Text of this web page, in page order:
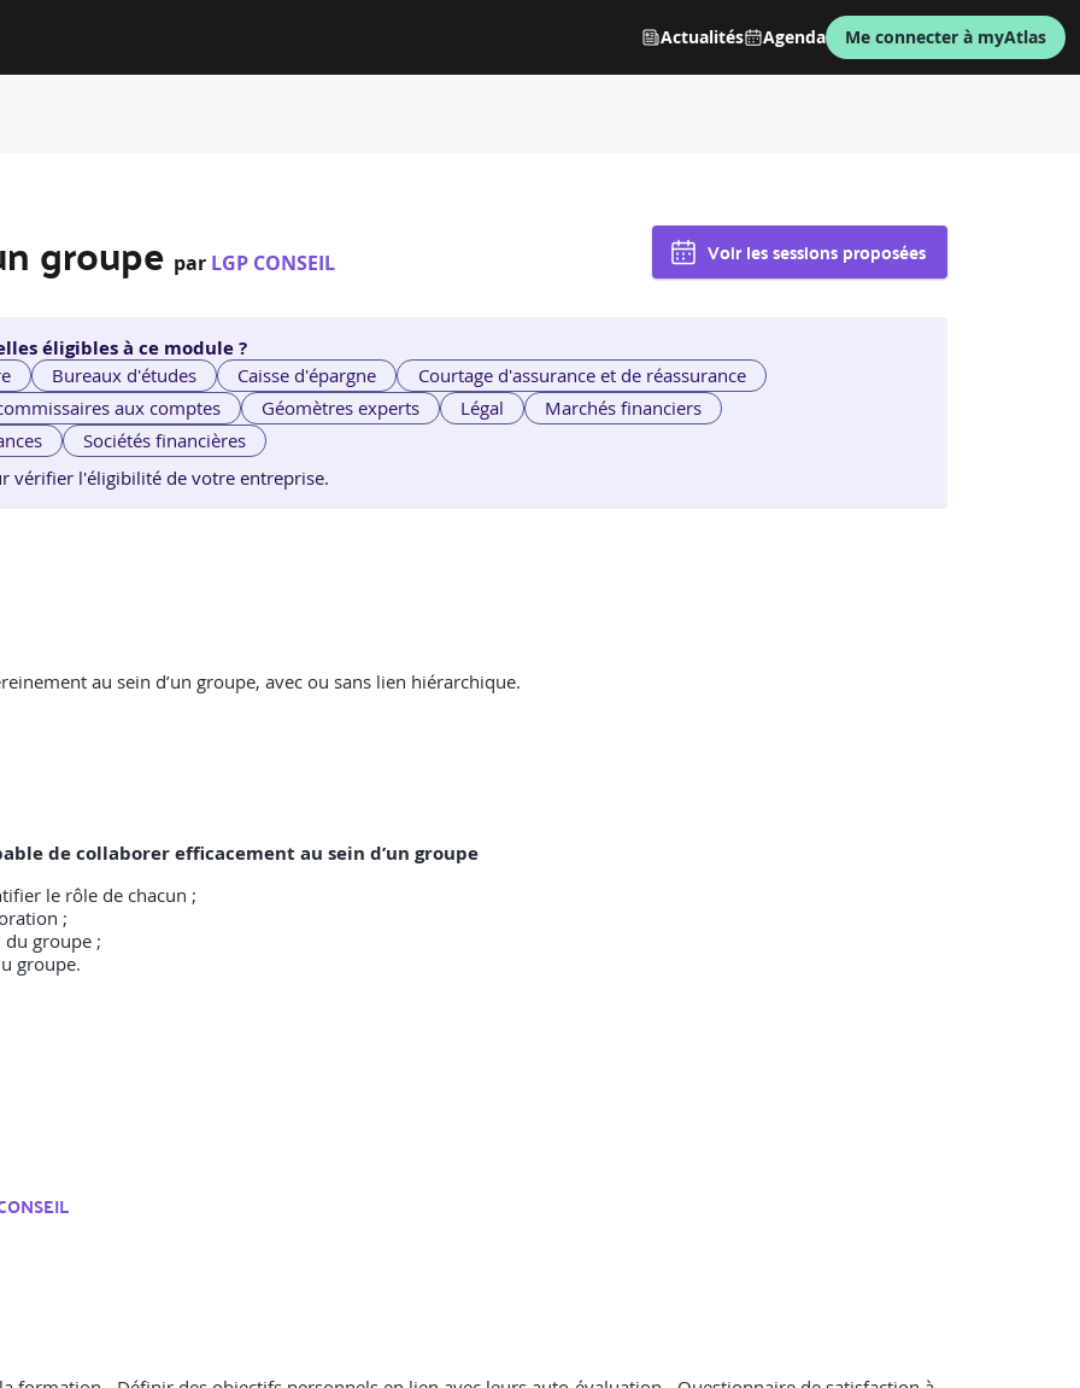
Actualités Agenda Me connecter à myAtlas
groupe par LGP CONSEIL Voir les sessions proposées
éligibles à ce module ?
Bureaux d'études Caisse d'épargne
Courtage d'assurance et de réassurance
aux comptes Géomètres experts Légal
Marchés financiers
Sociétés financières
vérifier l'éligibilité de votre entreprise.
au sein d’un groupe, avec ou sans lien hiérarchique.
de collaborer efficacement au sein d’un groupe
le rôle de chacun ;
;
groupe ;
groupe.